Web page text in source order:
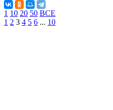
1 10 20 50 ВСЕ
1 2 3 4 5 6 ... 10